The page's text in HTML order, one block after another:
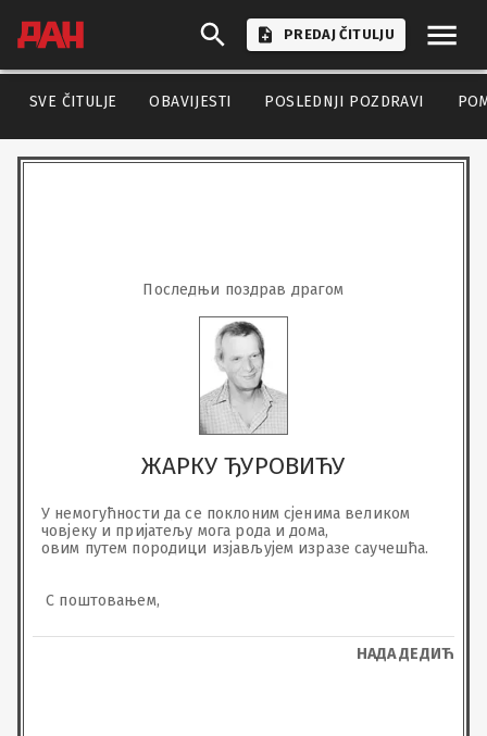
PREDAJ ČITULJU
SVE ČITULJE OBAVIJESTI POSLEDNJI POZDRAVI
Последњи поздрав драгом
ЖАРКУ ЂУРОВИЋУ
У немогућности да се поклоним сјенима великом
човјеку и пријатељу мога рода и дома,
овим путем породици изјављујем изразе саучешћа.
С поштовањем,
НАДА ДЕДИЋ